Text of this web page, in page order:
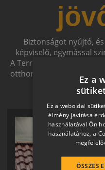
Biztonságot nyújtó,
képviselő, egymással
A Terrán
otthon átfogó, egymásra
Ez a
Ez a weboldal
élmény javítása
használatával Ön
használatához, a
ÖSSZES